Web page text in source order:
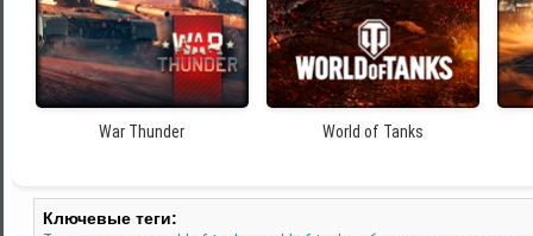
War Thunder World of Tanks
Ключевые теги: